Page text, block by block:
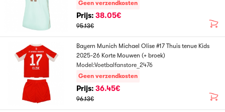
Geen verzendkosten
Prijs: 38.05€
95.13€
Bayern Munich Michael Olise #17 Thuis tenue Kids
2025-26 Korte Mouwen (+ broek)
Model:Voetbalfanstore_2476
Geen verzendkosten
Prijs: 36.45€
96.13€